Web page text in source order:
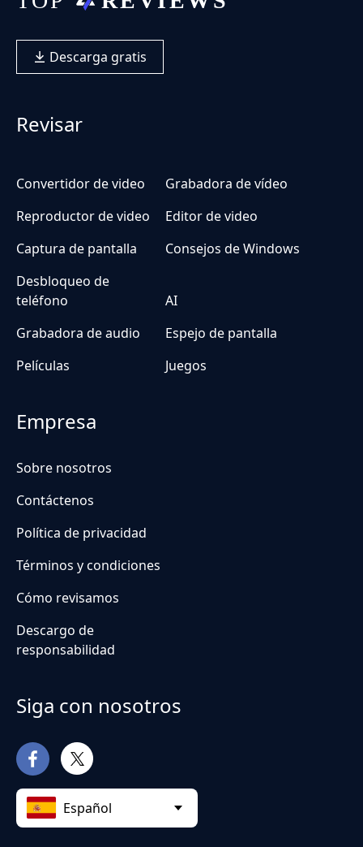
Descarga gratis
Revisar
Convertidor de video
Grabadora de vídeo
Reproductor de video
Editor de video
Captura de pantalla
Consejos de Windows
Desbloqueo de
teléfono
AI
Grabadora de audio
Espejo de pantalla
Películas
Juegos
Empresa
Sobre nosotros
Contáctenos
Política de privacidad
Términos y condiciones
Cómo revisamos
Descargo de
responsabilidad
Siga con nosotros
Español